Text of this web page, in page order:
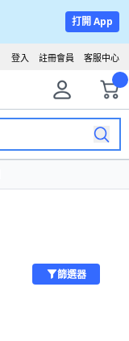
打開 App
客服中心
註冊會員
登入
篩選器